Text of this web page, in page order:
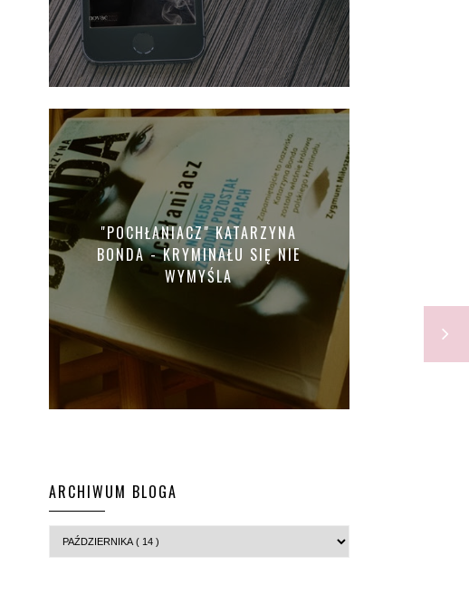
"POCHŁANIACZ" KATARZYNA
BONDA - KRYMINAŁU SIĘ NIE
WYMYŚLA
ARCHIWUM BLOGA